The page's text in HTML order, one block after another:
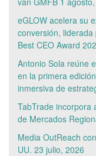
eGLOW acelera su
conversión,
Best CEO Award
Antonio Sola reúne
en la primera
inmersiva de
TabTrade incorpora
de Mercados
Media OutReach
UU. 23 julio, 2026